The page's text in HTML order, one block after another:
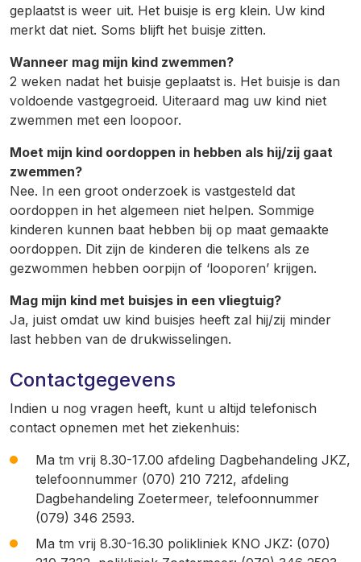
geplaatst is weer uit. Het buisje is erg klein. Uw kind
merkt dat niet. Soms blijft het buisje zitten.
Wanneer mag mijn kind zwemmen?
2 weken nadat het buisje geplaatst is. Het buisje is dan
voldoende vastgegroeid. Uiteraard mag uw kind niet
zwemmen met een loopoor.
Moet mijn kind oordoppen in hebben als hij/zij gaat
zwemmen?
Nee. In een groot onderzoek is vastgesteld dat
oordoppen in het algemeen niet helpen. Sommige
kinderen kunnen baat hebben bij op maat gemaakte
oordoppen. Dit zijn de kinderen die telkens als ze
gezwommen hebben oorpijn of ‘looporen’ krijgen.
Mag mijn kind met buisjes in een vliegtuig?
Ja, juist omdat uw kind buisjes heeft zal hij/zij minder
last hebben van de drukwisselingen.
Contactgegevens
Indien u nog vragen heeft, kunt u altijd telefonisch
contact opnemen met het ziekenhuis:
Ma tm vrij 8.30-17.00 afdeling Dagbehandeling JKZ,
telefoonnummer (070) 210 7212, afdeling
Dagbehandeling Zoetermeer, telefoonnummer
(079) 346 2593.
Ma tm vrij 8.30-16.30 polikliniek KNO JKZ: (070)